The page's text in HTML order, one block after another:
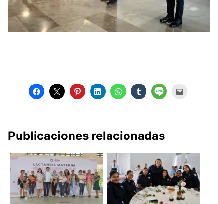
Publicaciones relacionadas